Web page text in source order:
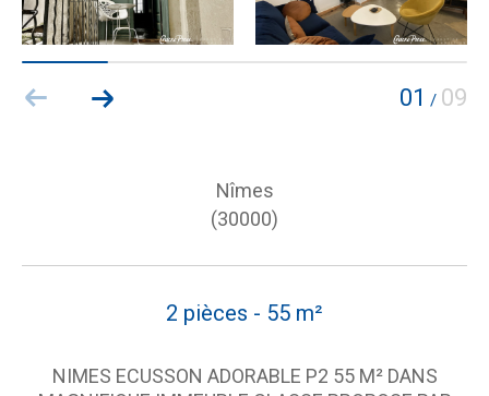
01 / 09
Nîmes
(30000)
2 pièces - 55 m²
NIMES ECUSSON ADORABLE P2 55 M² DANS